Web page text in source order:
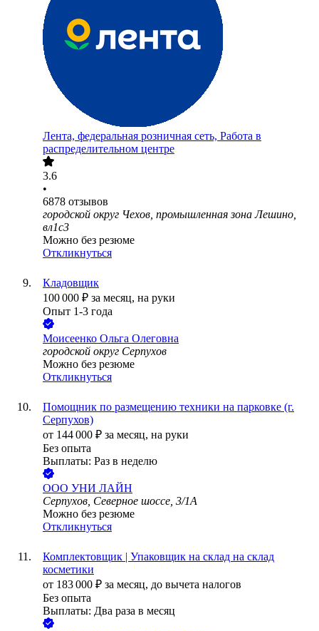
Лента, федеральная розничная сеть, Работа в
распределительном центре
3.6
•
6878 отзывов
городской округ Чехов, промышленная зона Лешино,
вл1с3
Можно без резюме
Откликнуться
Кладовщик
100 000 ₽ за месяц, на руки
Опыт 1-3 года
Моисеенко Ольга Олеговна
городской округ Серпухов
Можно без резюме
Откликнуться
Помощник по размещению техники на парковке (г.
Серпухов)
от 144 000 ₽ за месяц, на руки
Без опыта
Выплаты: Раз в неделю
ООО УНИ ЛАЙН
Серпухов, Северное шоссе, 3/1А
Можно без резюме
Откликнуться
Комплектовщик | Упаковщик на склад на склад
косметики
от 183 000 ₽ за месяц, до вычета налогов
Без опыта
Выплаты: Два раза в месяц